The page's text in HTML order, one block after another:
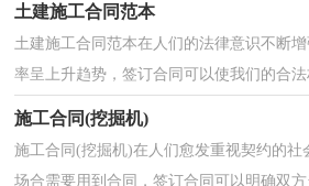
土建施工合同范本
土建施工合同范本在人们的法律意识不断
率呈上升趋势，签订合同可以使我们的合
施工合同(挖掘机)
施工合同(挖掘机)在人们愈发重视契约的社
场合需要用到合同，签订合同可以明确双